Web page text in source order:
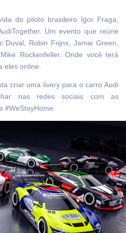
do piloto brasileiro Igor Fraga,
Um evento que reúne
Duval, Robin Frijns, Jamie Green,
Rockenfeller. Onde você terá
eles online.
criar uma livery para o carro Audi
nas redes sociais com as
#WeStayHome.